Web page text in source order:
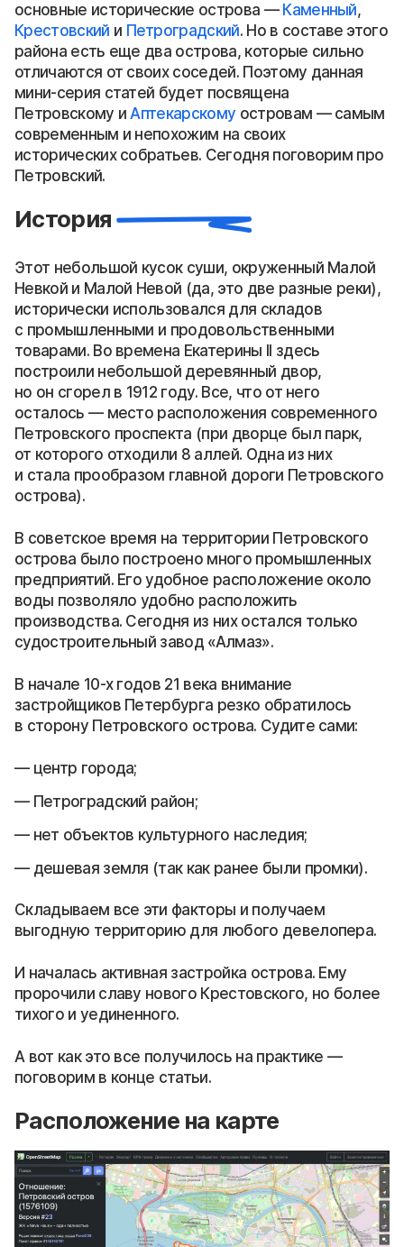
основные исторические острова — Каменный,
Крестовский и Петроградский. Но в составе этого
района есть еще два острова, которые сильно
отличаются от своих соседей. Поэтому данная
мини-серия статей будет посвящена
Петровскому иАптекарскому островам — самым
современным и непохожим на своих
исторических собратьев. Сегодня поговорим про
Петровский.
История
Этот небольшой кусок суши, окруженный Малой
Невкой и Малой Невой (да, это две разные реки),
исторически использовался для складов
с промышленными и продовольственными
товарами. Во времена Екатерины II здесь
построили небольшой деревянный двор,
но он сгорел в 1912 году. Все, что от него
осталось — место расположения современного
Петровского проспекта (при дворце был парк,
от которого отходили 8 аллей. Одна из них
и стала прообразом главной дороги Петровского
острова).
В советское время на территории Петровского
острова было построено много промышленных
предприятий. Его удобное расположение около
воды позволяло удобно расположить
производства. Сегодня из них остался только
судостроительный завод «Алмаз».
В начале 10-х годов 21 века внимание
застройщиков Петербурга резко обратилось
в сторону Петровского острова. Судите сами:
центр города;
Петроградский район;
нет объектов культурного наследия;
дешевая земля (так как ранее были промки).
Складываем все эти факторы и получаем
выгодную территорию для любого девелопера.
И началась активная застройка острова. Ему
пророчили славу нового Крестовского, но более
тихого и уединенного.
А вот как это все получилось на практике —
поговорим в конце статьи.
Расположение на карте